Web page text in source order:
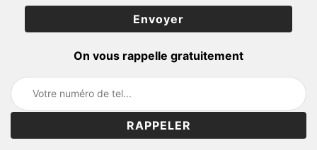
On vous rappelle gratuitement